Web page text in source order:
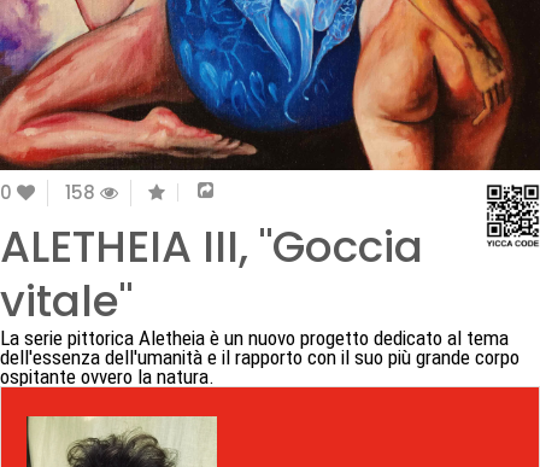
0 158
ALETHEIA III, "Goccia
vitale"
La serie pittorica Aletheia è un nuovo progetto dedicato al tema
dell'essenza dell'umanità e il rapporto con il suo più grande corpo
ospitante ovvero la natura.